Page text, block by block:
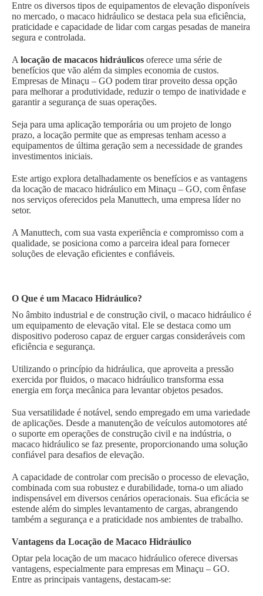
Entre os diversos tipos de equipamentos de elevação disponíveis
no mercado, o macaco hidráulico se destaca pela sua eficiência,
praticidade e capacidade de lidar com cargas pesadas de maneira
segura e controlada.
A locação de macacos hidráulicos oferece uma série de
benefícios que vão além da simples economia de custos.
Empresas de Minaçu – GO podem tirar proveito dessa opção
para melhorar a produtividade, reduzir o tempo de inatividade e
garantir a segurança de suas operações.
Seja para uma aplicação temporária ou um projeto de longo
prazo, a locação permite que as empresas tenham acesso a
equipamentos de última geração sem a necessidade de grandes
investimentos iniciais.
Este artigo explora detalhadamente os benefícios e as vantagens
da locação de macaco hidráulico em Minaçu – GO, com ênfase
nos serviços oferecidos pela Manuttech, uma empresa líder no
setor.
A Manuttech, com sua vasta experiência e compromisso com a
qualidade, se posiciona como a parceira ideal para fornecer
soluções de elevação eficientes e confiáveis.
O Que é um Macaco Hidráulico?
No âmbito industrial e de construção civil, o macaco hidráulico é
um equipamento de elevação vital. Ele se destaca como um
dispositivo poderoso capaz de erguer cargas consideráveis com
eficiência e segurança.
Utilizando o princípio da hidráulica, que aproveita a pressão
exercida por fluidos, o macaco hidráulico transforma essa
energia em força mecânica para levantar objetos pesados.
Sua versatilidade é notável, sendo empregado em uma variedade
de aplicações. Desde a manutenção de veículos automotores até
o suporte em operações de construção civil e na indústria, o
macaco hidráulico se faz presente, proporcionando uma solução
confiável para desafios de elevação.
A capacidade de controlar com precisão o processo de elevação,
combinada com sua robustez e durabilidade, torna-o um aliado
indispensável em diversos cenários operacionais. Sua eficácia se
estende além do simples levantamento de cargas, abrangendo
também a segurança e a praticidade nos ambientes de trabalho.
Vantagens da Locação de Macaco Hidráulico
Optar pela locação de um macaco hidráulico oferece diversas
vantagens, especialmente para empresas em Minaçu – GO.
Entre as principais vantagens, destacam-se: